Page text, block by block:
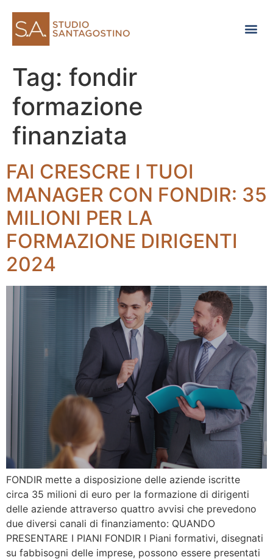
Tag: fondir
formazione
finanziata
FAI CRESCRE I TUOI
MANAGER CON FONDIR: 35
MILIONI PER LA
FORMAZIONE DIRIGENTI
2024
FONDIR mette a disposizione delle aziende iscritte
circa 35 milioni di euro per la formazione di dirigenti
delle aziende attraverso quattro avvisi che prevedono
due diversi canali di finanziamento: QUANDO
PRESENTARE I PIANI FONDIR I Piani formativi, disegnati
su fabbisogni delle imprese, possono essere presentati